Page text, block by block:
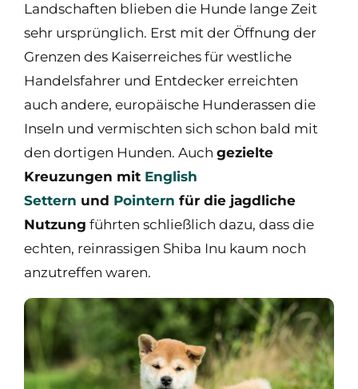
Landschaften blieben die Hunde lange Zeit
sehr ursprünglich. Erst mit der Öffnung der
Grenzen des Kaiserreiches für westliche
Handelsfahrer und Entdecker erreichten
auch andere, europäische Hunderassen die
Inseln und vermischten sich schon bald mit
den dortigen Hunden. Auch gezielte
Kreuzungen mit English
Settern und Pointern für die jagdliche
Nutzung führten schließlich dazu, dass die
echten, reinrassigen Shiba Inu kaum noch
anzutreffen waren.